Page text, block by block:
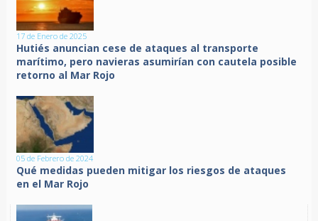
17 de Enero de 2025
Hutiés anuncian cese de ataques al transporte
marítimo, pero navieras asumirían con cautela posible
retorno al Mar Rojo
05 de Febrero de 2024
Qué medidas pueden mitigar los riesgos de ataques
en el Mar Rojo